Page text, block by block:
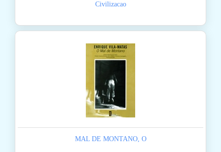
Civilizacao
MAL DE MONTANO, O